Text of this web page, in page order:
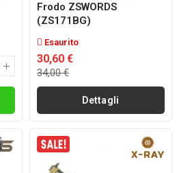
Frodo ZSWORDS
(ZS171BG)
Esaurito
30,60 €
34,00 €
Dettagli